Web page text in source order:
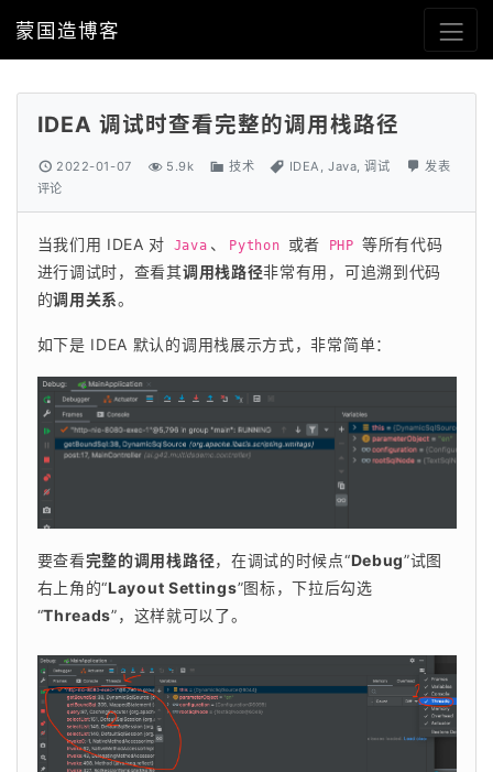
蒙国造博客
IDEA 调试时查看完整的调用栈路径
2022-01-07 5.9k 技术 IDEA ,Java,调试
发表
评论
当我们用 IDEA 对 Java 、 Python 或者 PHP 等所有代码
进行调试时，查看其调用栈路径非常有用，可追溯到代码
的调用关系。
如下是 IDEA 默认的调用栈展示方式，非常简单：
要查看完整的调用栈路径，在调试的时候点“Debug”试图
右上角的“Layout Settings”图标，下拉后勾选
“Threads”，这样就可以了。